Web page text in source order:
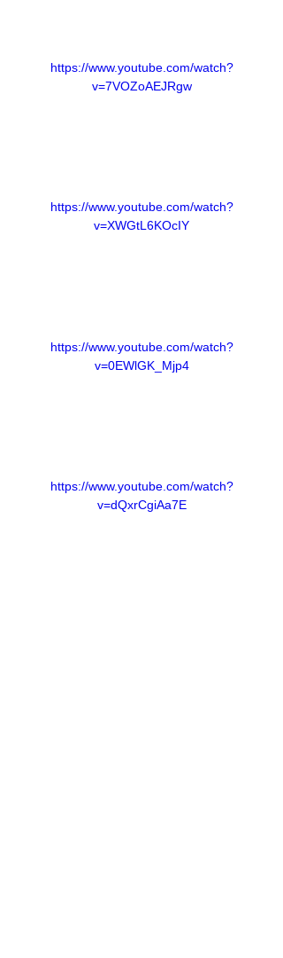
https://www.youtube.com/watch?
v=7VOZoAEJRgw
https://www.youtube.com/watch?
v=XWGtL6KOcIY
https://www.youtube.com/watch?
v=0EWlGK_Mjp4
https://www.youtube.com/watch?
v=dQxrCgiAa7E